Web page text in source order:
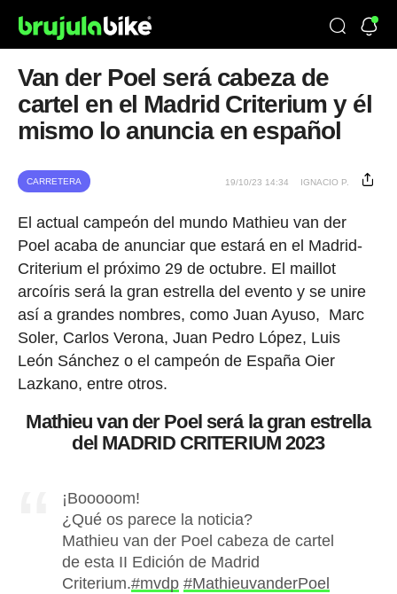
Van der Poel será cabeza de
cartel en el Madrid Criterium y él
mismo lo anuncia en español
CARRETERA 19/10/23 14:34 IGNACIO P.
El actual campeón del mundo Mathieu van der
Poel acaba de anunciar que estará en el Madrid-
Criterium el próximo 29 de octubre. El maillot
arcoíris será la gran estrella del evento y se unire
así a grandes nombres, como Juan Ayuso, Marc
Soler, Carlos Verona, Juan Pedro López, Luis
León Sánchez o el campeón de España Oier
Lazkano, entre otros.
Mathieu van der Poel será la gran estrella
del MADRID CRITERIUM 2023
¡Booooom!
¿Qué os parece la noticia?
Mathieu van der Poel cabeza de cartel
de esta II Edición de Madrid
Criterium.#mvdp #MathieuvanderPoel